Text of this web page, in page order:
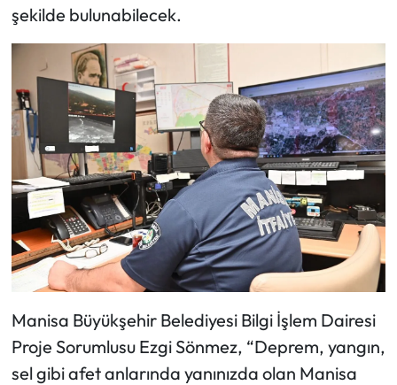
şekilde bulunabilecek.
Manisa Büyükşehir Belediyesi Bilgi İşlem Dairesi
Proje Sorumlusu Ezgi Sönmez, “Deprem, yangın,
sel gibi afet anlarında yanınızda olan Manisa